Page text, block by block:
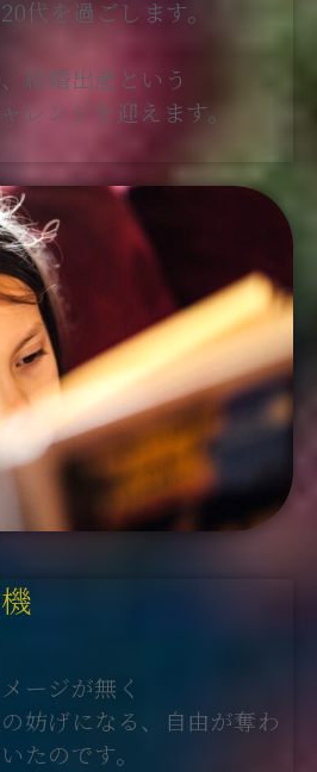
代を過ごします。
結婚出産という
レンジを迎えます。
ージが無く
妨げになる、自由が奪わ
たのです。